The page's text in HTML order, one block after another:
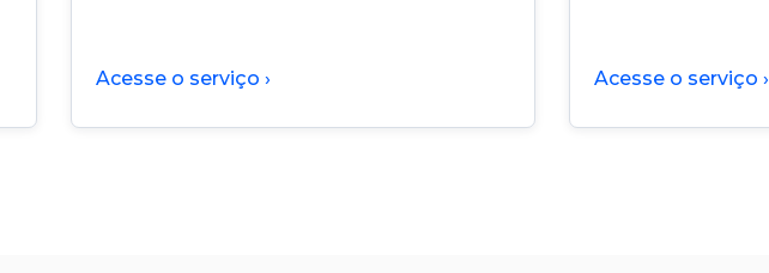
Acesse o serviço › Acesse o serviço ›